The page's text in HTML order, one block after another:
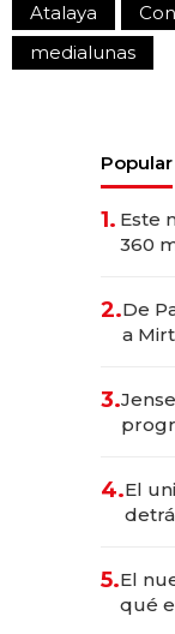
Atalaya
medialunas
Popular
1. Este
360
2.De
a
3.
4.El
5.El
qué